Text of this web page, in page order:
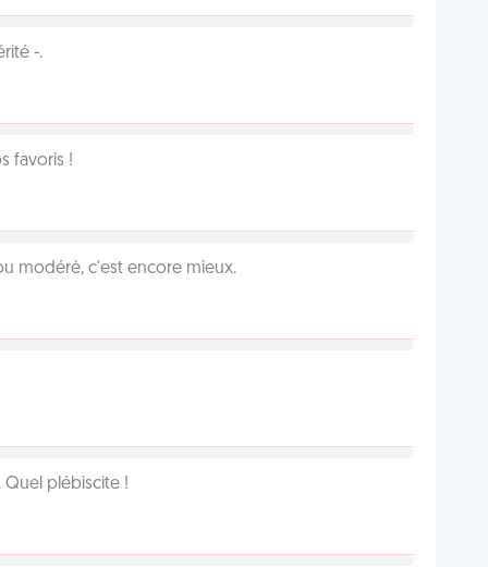
-.
favoris !
modéré, c'est encore mieux.
Quel plébiscite !